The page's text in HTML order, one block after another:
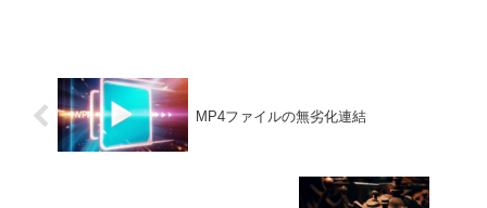
MP4ファイルの無劣化連結